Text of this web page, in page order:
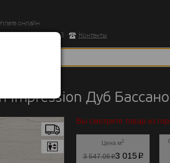
онлайн
д.43 корпус 3
Контакты
Impression Дуб Бассано
Вы смотрите товар из
Цена м2
3 547.06p3 015p